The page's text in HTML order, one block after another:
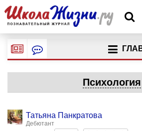
Психология
Татьяна Панкратова
Дебютант